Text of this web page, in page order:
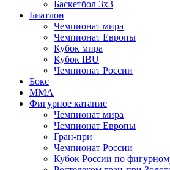
Баскетбол 3х3
Биатлон
Чемпионат мира
Чемпионат Европы
Кубок мира
Кубок IBU
Чемпионат России
Бокс
MMA
Фигурное катание
Чемпионат мира
Чемпионат Европы
Гран-при
Чемпионат России
Кубок России по